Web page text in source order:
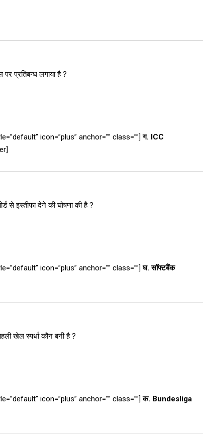
प्रतिबन्ध लगाया है ?
icon=”plus” anchor=”” class=””]ग. ICC
से इस्तीफा देने की घोषणा की है ?
icon=”plus” anchor=”” class=””]घ. सॉफ्टबैंक
खेल स्पर्धा कौन बनी है ?
icon=”plus” anchor=”” class=””]क. Bundesliga